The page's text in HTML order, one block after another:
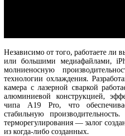
Независимо от того, работаете ли
или большими медиафайлами,
молниеносную
технологии охлаждения.
камера с лазерной сваркой
алюминиевой конструкцией,
чипа A19 Pro, что
стабильную
терморегулирования — залог
из когда-либо созданных.